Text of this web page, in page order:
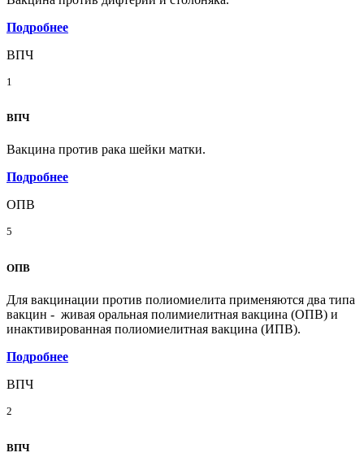
Подробнее
ВПЧ
1
ВПЧ
Вакцина против рака шейки матки.
Подробнее
ОПВ
5
ОПВ
Для вакцинации против полиомиелита применяются два типа
вакцин - живая оральная полимиелитная вакцина (ОПВ) и
инактивированная полиомиелитная вакцина (ИПВ).
Подробнее
ВПЧ
2
ВПЧ